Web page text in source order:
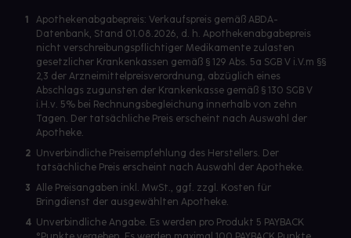
1
Apothekenabgabepreis: Verkaufspreis gemäß ABDA-
Datenbank, Stand 01.08.2026, d. h. Apothekenabgabepreis
nicht verschreibungspflichtiger Medikamente zulasten
gesetzlicher Krankenkassen gemäß § 129 Abs. 5a SGB V i.V.m §§
2,3 der Arzneimittelpreisverordnung, abzüglich eines
Abschlags zugunsten der Krankenkasse gemäß § 130 SGB V
i.H.v. 5% bei Rechnungsbegleichung innerhalb von zehn
Tagen. Der tatsächliche Preis erscheint nach Auswahl der
Apotheke.
2 Unverbindliche Preisempfehlung des Herstellers. Der
tatsächliche Preis erscheint nach Auswahl der Apotheke.
3 Alle Preisangaben inkl. MwSt., ggf. zzgl. Kosten für
Bringdienst der ausgewählten Apotheke.
4 Unverbindliche Angabe. Es werden pro Produkt 5 PAYBACK